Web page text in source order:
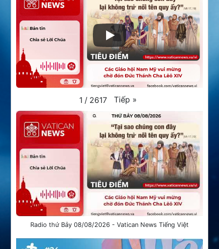
1 / 2617 Tiếp »
Radio thứ Bảy 08/08/2026 - Vatican News Tiếng Việt